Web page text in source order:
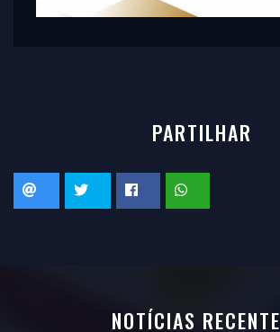
PARTILHAR
NOTÍCIAS